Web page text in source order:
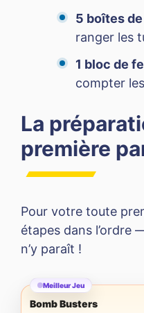
5 boîtes
ranger les
1 bloc de
compter
La
première
Pour votre toute
étapes dans l’ordre
n’y paraît !
Meilleur Jeu
Bomb Busters